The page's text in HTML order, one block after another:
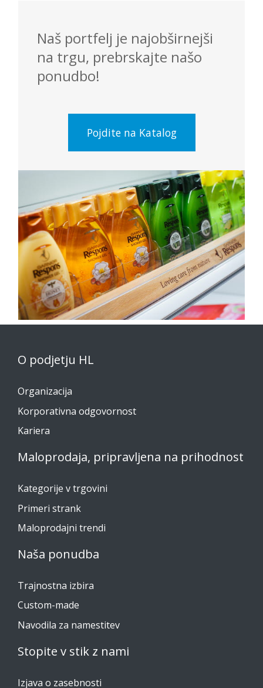
Naš portfelj je najobširnejši
na trgu, prebrskajte našo
ponudbo!
Pojdite na Katalog
O podjetju HL
Organizacija
Korporativna odgovornost
Kariera
Maloprodaja, pripravljena na prihodnost
Kategorije v trgovini
Primeri strank
Maloprodajni trendi
Naša ponudba
Trajnostna izbira
Custom-made
Navodila za namestitev
Stopite v stik z nami
Izjava o zasebnosti